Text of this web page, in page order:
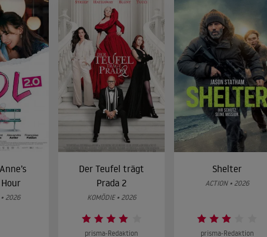
• 2026
Der Teufel trägt
Prada 2
KOMÖDIE • 2026
prisma-Redaktion
Shelter
ACTION • 2026
prisma-Redaktion